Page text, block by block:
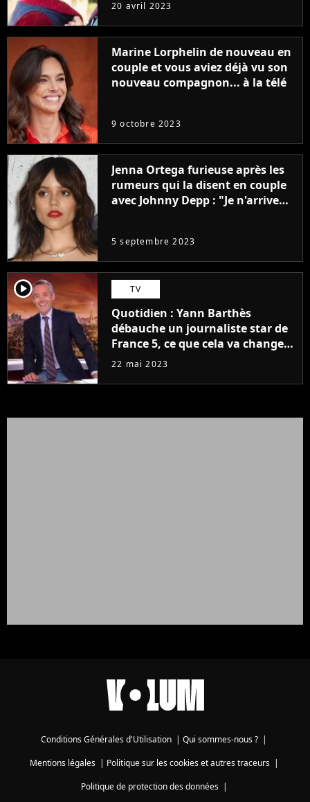
20 avril 2023
Marine Lorphelin de nouveau en
couple et vous aviez déjà vu son
nouveau compagnon... à la télé
9 octobre 2023
Jenna Ortega furieuse après les
rumeurs qui la disent en couple
avec Johnny Depp : "Je n'arrive
5 septembre 2023
player2 TV
Quotidien : Yann Barthès
débauche un journaliste star de
France 5, ce que cela va changer
à la rentrée
22 mai 2023
Conditions Générales d'Utilisation | Qui sommes-nous ? |
Mentions légales| Politique sur les cookies et autres traceurs|
Politique de protection des données|